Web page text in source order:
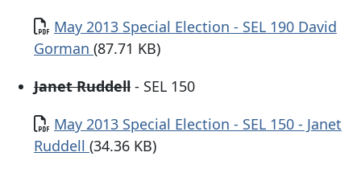
Documento
May 2013 Special Election - SEL 190 David
Gorman (87.71 KB)
Janet Ruddell - SEL 150
Documento
May 2013 Special Election - SEL 150 - Janet
Ruddell (34.36 KB)